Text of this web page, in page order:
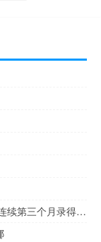
机构评美国CPI数据：由于核心CPI月率未能连续第三个月录得0.2%反而涨至0.3%这对美联储来说无疑是令人失望的这说明美联储今年晚些时候仍有可能再次加息